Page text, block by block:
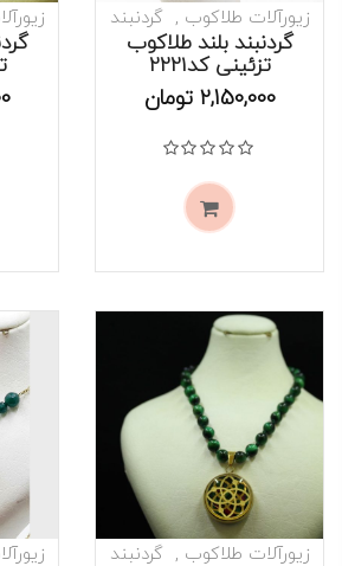
موجود است
زیورآلات طلاکوب گردنبند
گردنبند بلند طلاکوب
تزئینی کد2221
2,150,000 تومان
نمره0از 5
زیورآلات طلاکوب گردنبند